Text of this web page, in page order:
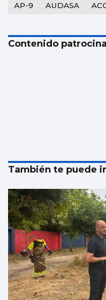
AP-9 AUDASA
Contenido
También te puede